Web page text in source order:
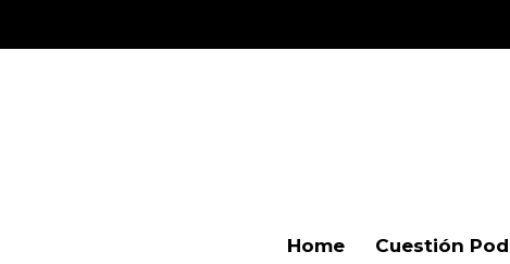
Home Cuestión